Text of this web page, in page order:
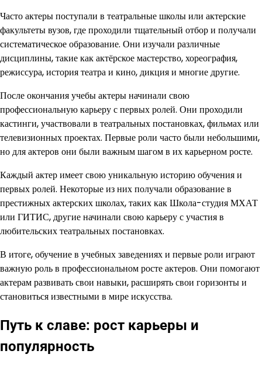
Часто актеры поступали в театральные школы или актерские
факультеты вузов, где проходили тщательный отбор и получали
систематическое образование. Они изучали различные
дисциплины, такие как актёрское мастерство, хореография,
режиссура, история театра и кино, дикция и многие другие.
После окончания учебы актеры начинали свою
профессиональную карьеру с первых ролей. Они проходили
кастинги, участвовали в театральных постановках, фильмах или
телевизионных проектах. Первые роли часто были небольшими,
но для актеров они были важным шагом в их карьерном росте.
Каждый актер имеет свою уникальную историю обучения и
первых ролей. Некоторые из них получали образование в
престижных актерских школах, таких как Школа-студия МХАТ
или ГИТИС, другие начинали свою карьеру с участия в
любительских театральных постановках.
В итоге, обучение в учебных заведениях и первые роли играют
важную роль в профессиональном росте актеров. Они помогают
актерам развивать свои навыки, расширять свои горизонты и
становиться известными в мире искусства.
Путь к славе: рост карьеры и
популярность